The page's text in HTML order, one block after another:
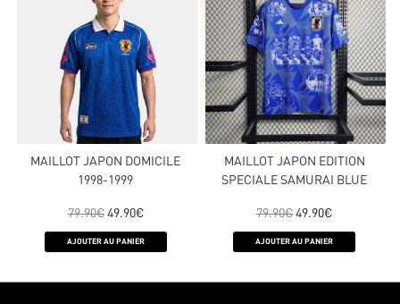
MAILLOT JAPON DOMICILE
1998-1999
79.90€ 49.90€
AJOUTER AU PANIER
MAILLOT JAPON EDITION
SPECIALE SAMURAI BLUE
79.90€ 49.90€
AJOUTER AU PANIER